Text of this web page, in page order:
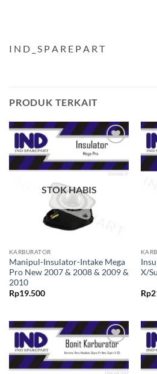
I N D _ S P A R E P A R T
PRODUK TERKAIT
Tambahkan
ke Wishlist
STOK HABIS
KARBURATOR
Manipul-Insulator-Intake Mega
Pro New 2007 & 2008 & 2009 &
2010
Rp19.500
X/
Rp
Tambahkan
ke Wishlist